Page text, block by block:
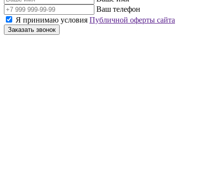
Ваш телефон
Я принимаю условия Публичной оферты сайта
Заказать звонок